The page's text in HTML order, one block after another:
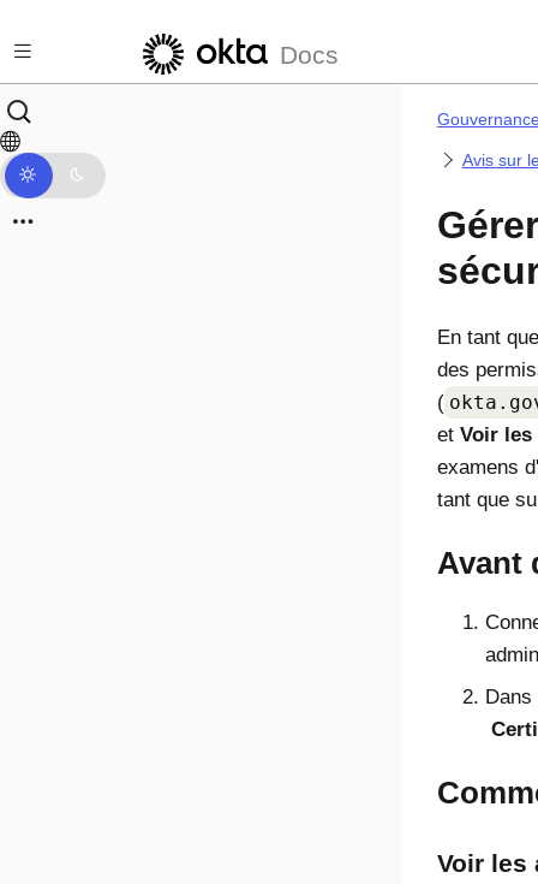
Docs
Avis sur
En tant
des
(
et Voir
examens
tant que
Avant
Dans
Voir les